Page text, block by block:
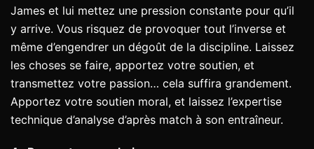
James et lui mettez une pression constante pour qu’il
y arrive. Vous risquez de provoquer tout l’inverse et
même d’engendrer un dégoût de la discipline. Laissez
les choses se faire, apportez votre soutien, et
transmettez votre passion… cela suffira grandement.
Apportez votre soutien moral, et laissez l’expertise
technique d’analyse d’après match à son entraîneur.